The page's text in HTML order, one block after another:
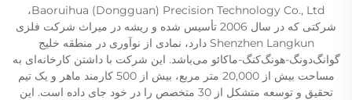
Baoruihua (Dongguan) Precision Technology Co., Ltd،
شرکتی که در سال 2006 تأسیس شده و ریشه در میراث شرکت فلزی
Shenzhen Langkun دارد، نمادی از نوآوری در منطقه خلیج
گوانگ‌دونگ-هونگ‌کنگ-ماکائو می‌باشد. این شرکت با داشتن کارخانه‌ای به
مساحت بیش از 20,000 متر مربع، بیش از 500 کارمند ماهر و یک تیم
تحقیق و توسعه متشکل از 30 متخصص را در خود جای داده است. این